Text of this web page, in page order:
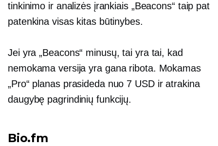
tinkinimo ir analizės įrankiais „Beacons“ taip pat
patenkina visas kitas būtinybes.
Jei yra „Beacons“ minusų, tai yra tai, kad
nemokama versija yra gana ribota. Mokamas
„Pro“ planas prasideda nuo 7 USD ir atrakina
daugybę pagrindinių funkcijų.
Bio.fm